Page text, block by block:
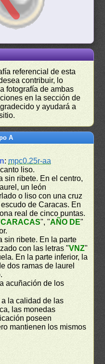
referencial de esta
contribuir, lo
fotografía de ambas
en la sección de
y ayudará a
A
: mpc0.25r-aa
liso.
sin ribete. En el centro,
un león
o liso con una cruz
de Caracas. En
real de cinco puntas.
CARACAS", "AÑO DE"
sin ribete. En la parte
con las letras "VNZ"
En la parte inferior, la
dos ramas de laurel
acuñación de los
a la calidad de las
las monedas
poseen
mantienen los mismos